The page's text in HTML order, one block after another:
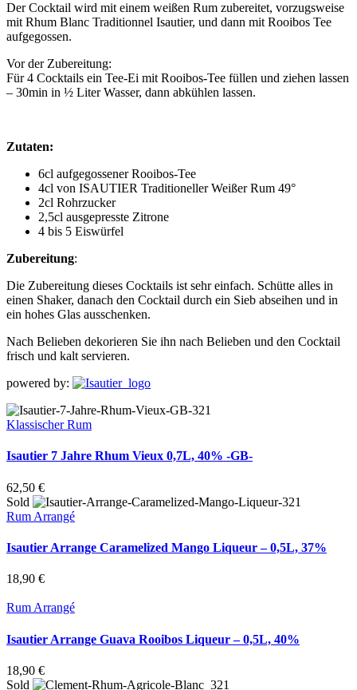
Der Cocktail wird mit einem weißen Rum zubereitet, vorzugsweise
mit Rhum Blanc Traditionnel Isautier, und dann mit Rooibos Tee
aufgegossen.
Vor der Zubereitung:
Für 4 Cocktails ein Tee-Ei mit Rooibos-Tee füllen und ziehen lassen
– 30min in ½ Liter Wasser, dann abkühlen lassen.
Zutaten:
6cl aufgegossener Rooibos-Tee
4cl von ISAUTIER Traditioneller Weißer Rum 49°
2cl Rohrzucker
2,5cl ausgepresste Zitrone
4 bis 5 Eiswürfel
Zubereitung:
Die Zubereitung dieses Cocktails ist sehr einfach. Schütte alles in
einen Shaker, danach den Cocktail durch ein Sieb abseihen und in
ein hohes Glas ausschenken.
Nach Belieben dekorieren Sie ihn nach Belieben und den Cocktail
frisch und kalt servieren.
powered by:
Klassischer Rum
Isautier 7 Jahre Rhum Vieux 0,7L, 40% -GB-
62,50 €
Sold
Rum Arrangé
Isautier Arrange Caramelized Mango Liqueur – 0,5L, 37%
18,90 €
Rum Arrangé
Isautier Arrange Guava Rooibos Liqueur – 0,5L, 40%
18,90 €
Sold